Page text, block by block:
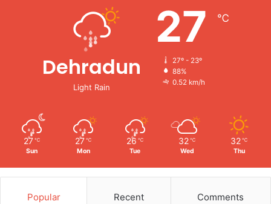
Dehradun
Light Rain
27 ℃
27º - 23º
88%
0.52 km/h
27 ℃
Sun
27 ℃
Mon
26 ℃
Tue
32 ℃
Wed
32 ℃
Thu
Popular Recent Comments